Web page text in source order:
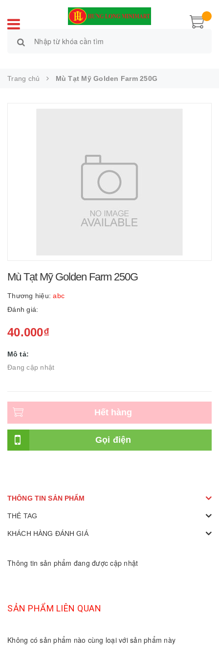
Trang chủ Mù Tạt Mỹ Golden Farm 250G
Mù Tạt Mỹ Golden Farm 250G
Thương hiệu: abc
Đánh giá:
40.000₫
Mô tả:
Đang cập nhật
Hết hàng
Gọi điện
THÔNG TIN SẢN PHẨM
THẺ TAG
KHÁCH HÀNG ĐÁNH GIÁ
Thông tin sản phẩm đang được cập nhật
SẢN PHẨM LIÊN QUAN
Không có sản phẩm nào cùng loại với sản phẩm này